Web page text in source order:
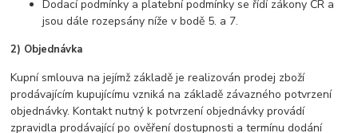
Dodací podmínky a platební podmínky se řídí zákony ČR a
jsou dále rozepsány níže v bodě 5. a 7.
2) Objednávka
Kupní smlouva na jejímž základě je realizován prodej zboží
prodávajícím kupujícímu vzniká na základě závazného potvrzení
objednávky. Kontakt nutný k potvrzení objednávky provádí
zpravidla prodávající po ověření dostupnosti a termínu dodání